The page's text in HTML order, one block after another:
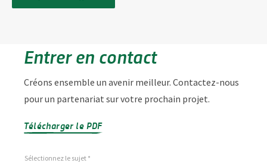
Entrer en contact
Créons ensemble un avenir meilleur. Contactez-nous
pour un partenariat sur votre prochain projet.
Télécharger le PDF
Sélectionnez le sujet *